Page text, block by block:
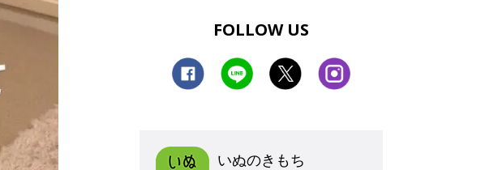
FOLLOW US
いぬのきもち